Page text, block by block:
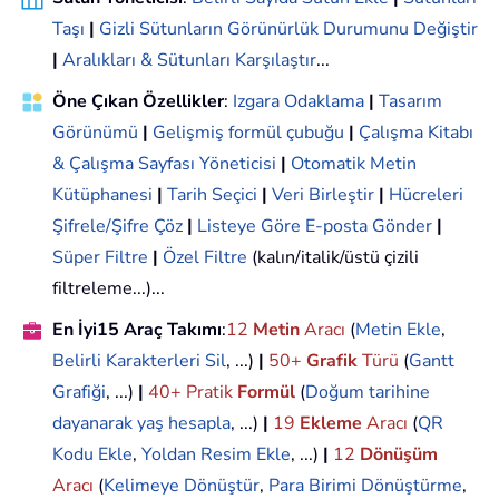
Taşı | Gizli Sütunların Görünürlük Durumunu Değiştir
| Aralıkları & Sütunları Karşılaştır...
Öne Çıkan Özellikler: Izgara Odaklama | Tasarım
Görünümü | Gelişmiş formül çubuğu | Çalışma Kitabı
& Çalışma Sayfası Yöneticisi | Otomatik Metin
Kütüphanesi | Tarih Seçici | Veri Birleştir | Hücreleri
Şifrele/Şifre Çöz | Listeye Göre E-posta Gönder |
Süper Filtre | Özel Filtre (kalın/italik/üstü çizili
filtreleme...)...
En İyi15 Araç Takımı:12 MetinAracı (Metin Ekle,
Belirli Karakterleri Sil, ...) | 50+ GrafikTürü (Gantt
Grafiği, ...) | 40+ Pratik Formül (Doğum tarihine
dayanarak yaş hesapla, ...) | 19 Ekleme Aracı (QR
Kodu Ekle, Yoldan Resim Ekle, ...) | 12 Dönüşüm
Aracı (Kelimeye Dönüştür, Para Birimi Dönüştürme,